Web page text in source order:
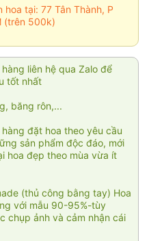
tại: 77 Tân Thành, P
(trên 500k)
liên hệ qua Zalo để
tốt nhất
băng rôn,...
đặt hoa theo yêu cầu
sản phẩm độc đáo, mới
hoa đẹp theo mùa vừa ít
(thủ công bằng tay) Hoa
với mẫu 90-95%-tùy
chụp ảnh và cảm nhận cái